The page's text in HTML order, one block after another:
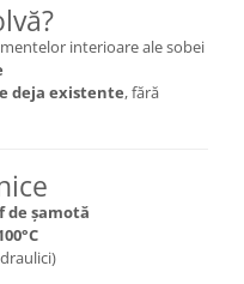
interioare ale sobei
deja existente, fără
de șamotă